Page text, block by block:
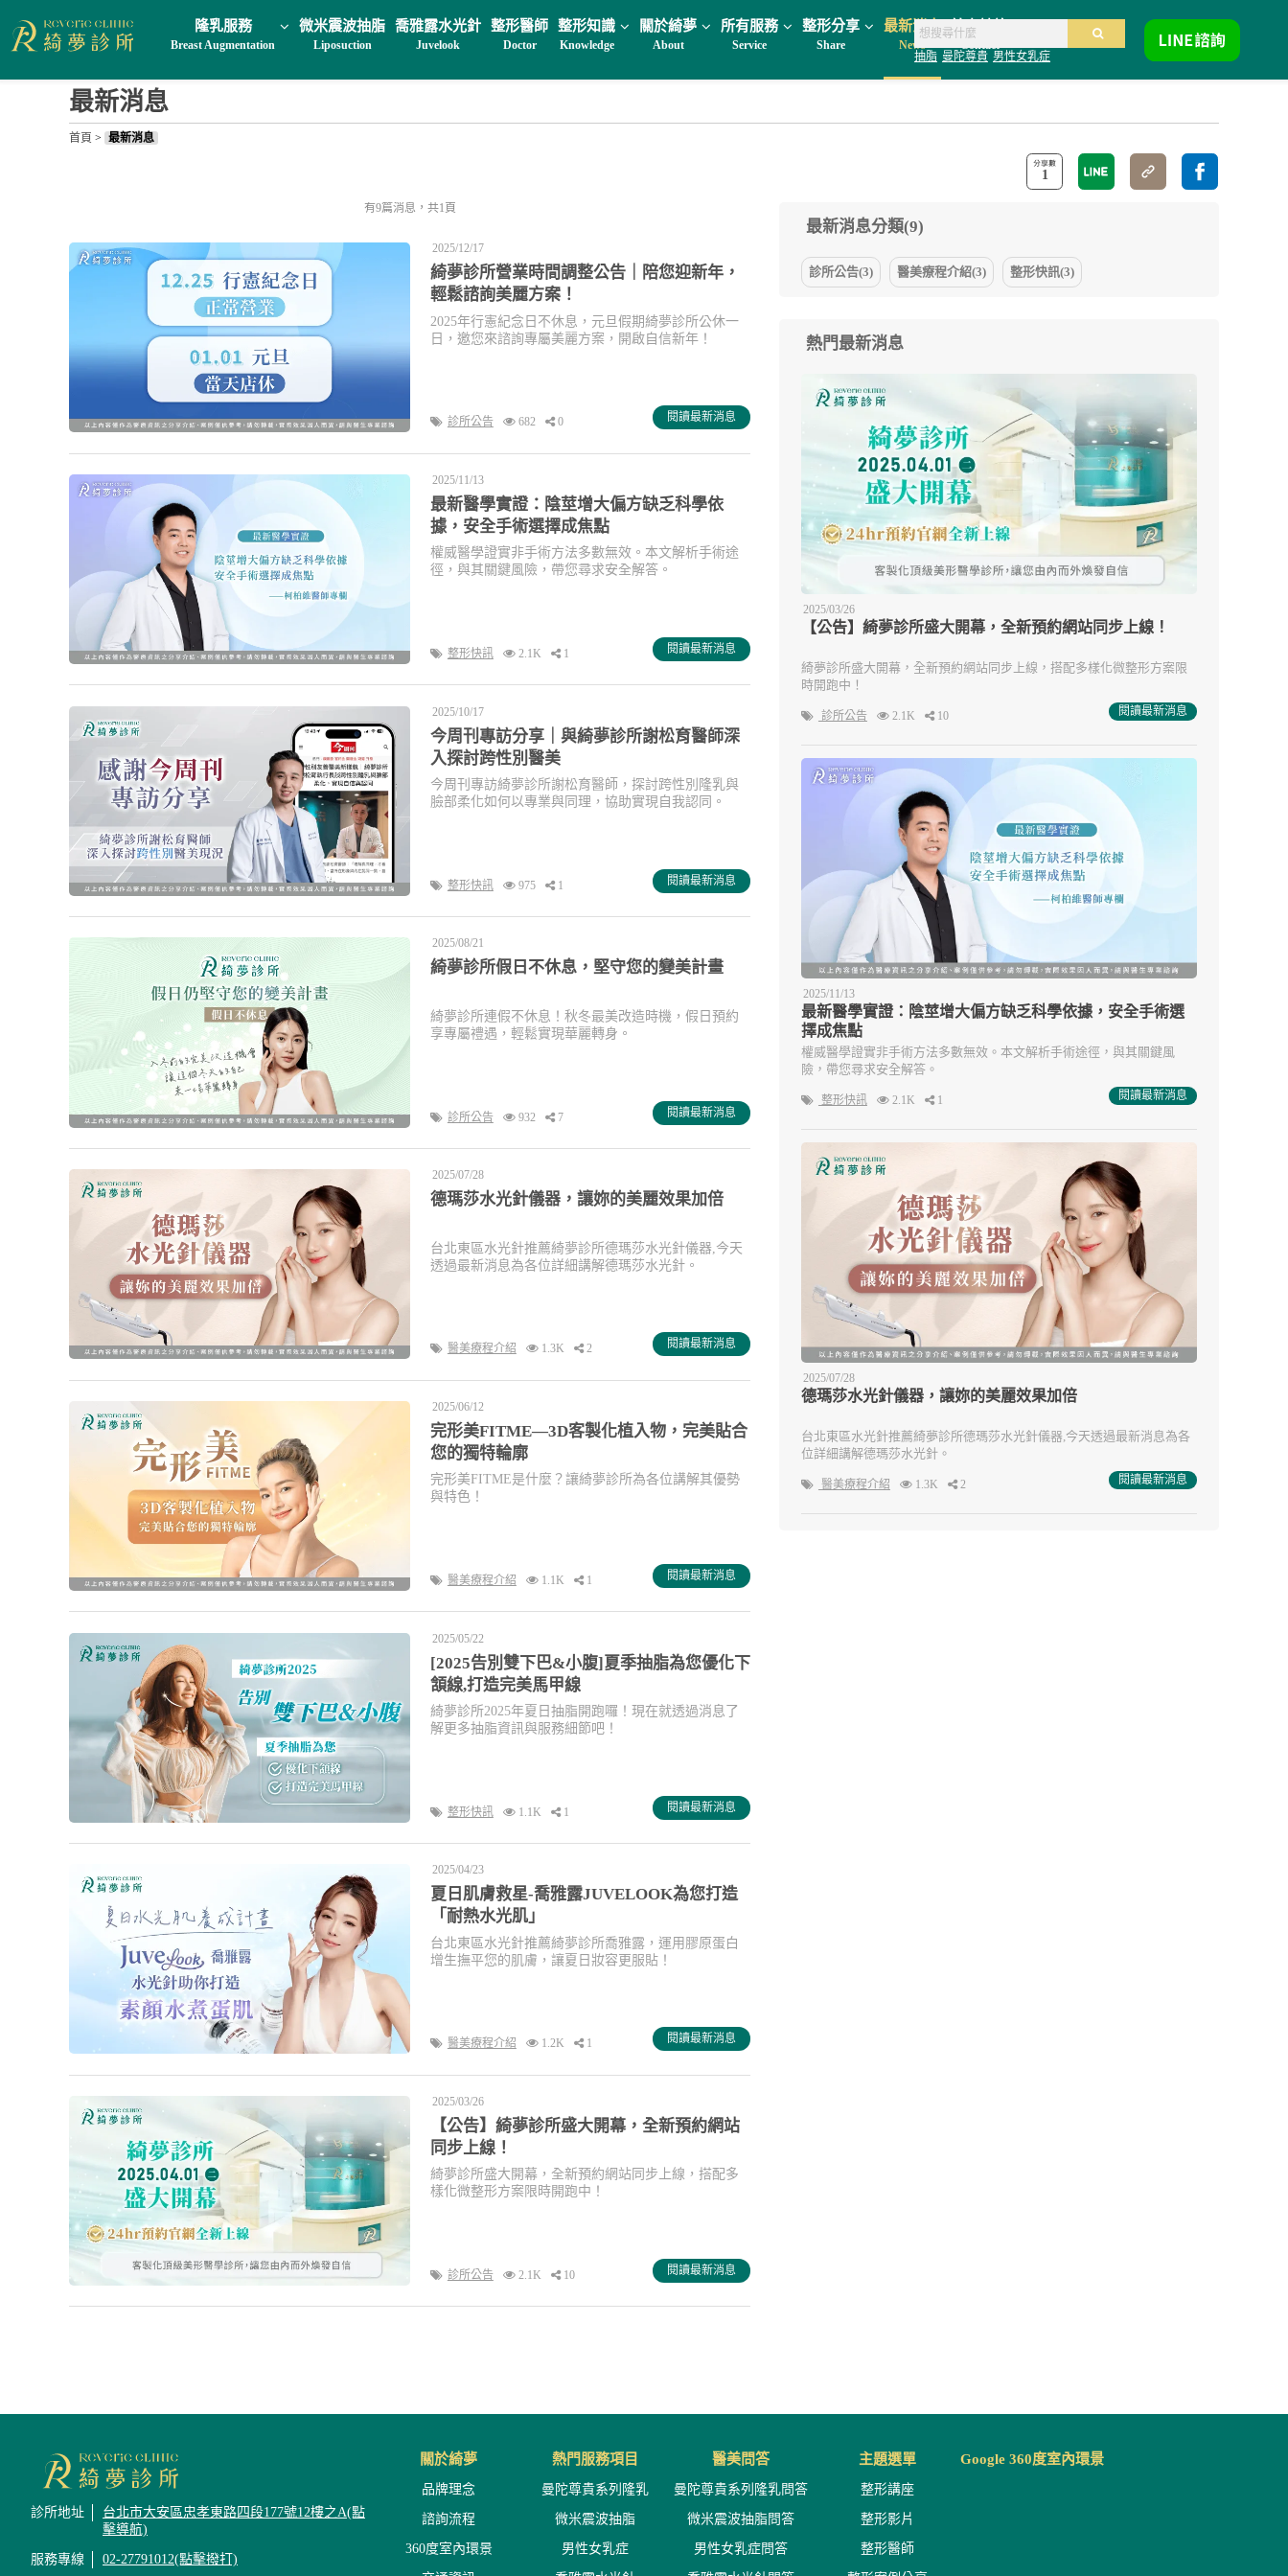
抽脂 曼陀尊貴 男性女乳症
隆乳服務
Breast Augmentation
微米震波抽脂
Liposuction
喬雅露水光針
Juvelook
整形醫師
Doctor
整形知識
Knowledge
關於綺夢
About
所有服務
Service
整形分享
Share
最新消息
News
線上諮詢
Contact
最新消息
首頁 > 最新消息
1
有9篇消息，共1頁
2025/12/17
綺夢診所營業時間調整公告｜陪您迎新年，
輕鬆諮詢美麗方案！
2025年行憲紀念日不休息，元旦假期綺夢診所公休一
日，邀您來諮詢專屬美麗方案，開啟自信新年！
診所公告 682 0 閱讀最新消息
2025/11/13
最新醫學實證：陰莖增大偏方缺乏科學依
據，安全手術選擇成焦點
權威醫學證實非手術方法多數無效。本文解析手術途
徑，與其關鍵風險，帶您尋求安全解答。
整形快訊 2.1K 1 閱讀最新消息
2025/10/17
今周刊專訪分享｜與綺夢診所謝松育醫師深
入探討跨性別醫美
今周刊專訪綺夢診所謝松育醫師，探討跨性別隆乳與
臉部柔化如何以專業與同理，協助實現自我認同。
整形快訊 975 1 閱讀最新消息
2025/08/21
綺夢診所假日不休息，堅守您的變美計畫
綺夢診所連假不休息！秋冬最美改造時機，假日預約
享專屬禮遇，輕鬆實現華麗轉身。
診所公告 932 7 閱讀最新消息
2025/07/28
德瑪莎水光針儀器，讓妳的美麗效果加倍
台北東區水光針推薦綺夢診所德瑪莎水光針儀器,今天
透過最新消息為各位詳細講解德瑪莎水光針。
醫美療程介紹 1.3K 2 閱讀最新消息
2025/06/12
完形美FITME—3D客製化植入物，完美貼合
您的獨特輪廓
完形美FITME是什麼？讓綺夢診所為各位講解其優勢
與特色！
醫美療程介紹 1.1K 1 閱讀最新消息
2025/05/22
[2025告別雙下巴&小腹]夏季抽脂為您優化下
頷線,打造完美馬甲線
綺夢診所2025年夏日抽脂開跑囉！現在就透過消息了
解更多抽脂資訊與服務細節吧！
整形快訊 1.1K 1 閱讀最新消息
2025/04/23
夏日肌膚救星-喬雅露JUVELOOK為您打造
「耐熱水光肌」
台北東區水光針推薦綺夢診所喬雅露，運用膠原蛋白
增生撫平您的肌膚，讓夏日妝容更服貼！
醫美療程介紹 1.2K 1 閱讀最新消息
2025/03/26
【公告】綺夢診所盛大開幕，全新預約網站
同步上線！
綺夢診所盛大開幕，全新預約網站同步上線，搭配多
樣化微整形方案限時開跑中！
診所公告 2.1K 10 閱讀最新消息
最新消息分類(9)
診所公告(3) 醫美療程介紹(3) 整形快訊(3)
熱門最新消息
2025/03/26
【公告】綺夢診所盛大開幕，全新預約網站同步上線！
綺夢診所盛大開幕，全新預約網站同步上線，搭配多樣化微整形方案限
時開跑中！
診所公告 2.1K 10 閱讀最新消息
2025/11/13
最新醫學實證：陰莖增大偏方缺乏科學依據，安全手術選
擇成焦點
權威醫學證實非手術方法多數無效。本文解析手術途徑，與其關鍵風
險，帶您尋求安全解答。
整形快訊 2.1K 1 閱讀最新消息
2025/07/28
德瑪莎水光針儀器，讓妳的美麗效果加倍
台北東區水光針推薦綺夢診所德瑪莎水光針儀器,今天透過最新消息為各
位詳細講解德瑪莎水光針。
醫美療程介紹 1.3K 2 閱讀最新消息
診所地址
台北市大安區忠孝東路四段177號12樓之A(點
擊導航)
服務專線 02-27791012(點擊撥打)
關於綺夢
品牌理念
諮詢流程
360度室內環景
熱門服務項目
曼陀尊貴系列隆乳
微米震波抽脂
男性女乳症
醫美問答
曼陀尊貴系列隆乳問答
微米震波抽脂問答
男性女乳症問答
主題選單
整形講座
整形影片
整形醫師
Google 360度室內環景